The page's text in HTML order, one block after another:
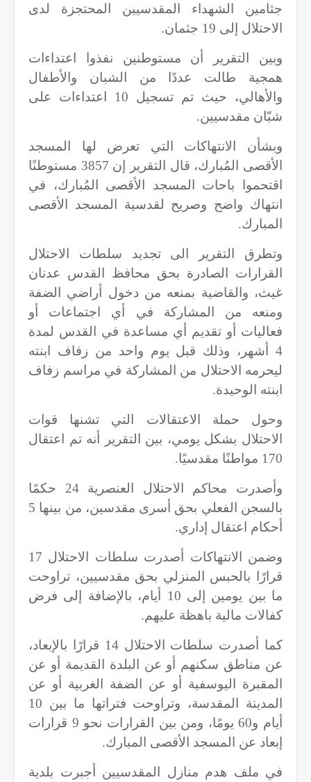
جثامين الشهداء المقدسيين المحتجزة لدى
الاحتلال إلى 19 جثمان.
وبين التقرير أن مستوطنين نفذوا اعتداءات
همجية طالت عددًا من الشبان والأطفال
والأهالي، حيث تم تسجيل 10 اعتداءات على
شبّان مقدسيين.
وبشأن الانتهاكات التي تعرض لها المسجد
الأقصى المُبارك، قال التقرير إن 3857 مستوطنًا
اقتحموا باحات المسجد الأقصى المُبارك، في
انتهاك واضح وصريح لقدسية المسجد الأقصى
المبارك.
وتطرق التقرير الى تجديد سلطات الاحتلال
القرارات الصادرة بحق محافظ القدس عدنان
غيث، والقاضية بمنعه من دخول أراضي الضفة
ومنعه من المشاركة في أي اجتماعات أو
فعاليات أو تقديم أي مساعدة في القدس لمدة
4 أشهر، وذلك قبل يوم واحد من زفاف ابنته
ليحرمه الاحتلال من المشاركة في مراسم زفاف
ابنته الوحيدة.
وحول حملة الاعتقالات التي تشنها قوات
الاحتلال بشكل يومي، بين التقرير أنه تم اعتقال
170 مواطنًا مقدسيًا.
وأصدرت محاكم الاحتلال العنصرية 24 حكمًا
بالسجن الفعلي بحق أسرى مقدسين، من بينها 5
أحكام اعتقال إداري.
وضمن الانتهاكات أصدرت سلطات الاحتلال 17
قرارًا بالحبس المنزلي بحق مقدسيين، تراوحت
ما بين يومين إلى 10 أيام، بالإضافة إلى فرض
كفالات مالية باهظة عليهم.
كما أصدرت سلطات الاحتلال 14 قرارًا بالإبعاد،
عن مناطق سكنهم أو عن البلدة القديمة أو عن
المقبرة اليوسفية أو عن الضفة الغربية أو عن
المدينة المقدسة، وتراوحت فتراتها ما بين 10
أيام و60 يومًا، ومن بين القرارات نحو 9 قرارات
إبعاد عن المسجد الأقصى المبارك.
في ملف هدم منازل المقدسيين أجبرت بلدية